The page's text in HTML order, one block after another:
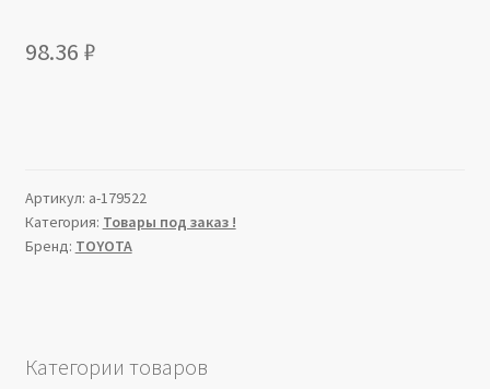
98.36 ₽
Артикул: a-179522
Категория: Товары под заказ !
Бренд: TOYOTA
Категории товаров